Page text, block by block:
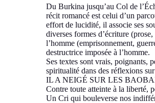
Du Burkina jusqu’au Col de
récit romancé est celui d’un
effort de lucidité, il associe ses
diverses formes d’écriture
l’homme (emprisonnement,
destructrice imposée à l’homme.
Ses textes sont vrais, poignants,
spiritualité dans des réflexions
IL A NEIGÉ SUR LES
Contre toute atteinte à la liberté,
Un Cri qui bouleverse nos